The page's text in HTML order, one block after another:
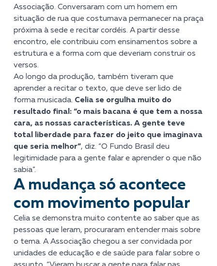
Associação. Conversaram com um homem em
situação de rua que costumava permanecer na praça
próxima à sede e recitar cordéis. A partir desse
encontro, ele contribuiu com ensinamentos sobre a
estrutura e a forma com que deveriam construir os
versos.
Ao longo da produção, também tiveram que
aprender a recitar o texto, que deve ser lido de
forma musicada. Celia se orgulha muito do
resultado final: “o mais bacana é que tem a nossa
cara, as nossas características. A gente teve
total liberdade para fazer do jeito que imaginava
que seria melhor”, diz. “O Fundo Brasil deu
legitimidade para a gente falar e aprender o que não
sabia”.
A mudança só acontece
com movimento popular
Celia se demonstra muito contente ao saber que as
pessoas que leram, procuraram entender mais sobre
o tema. A Associação chegou a ser convidada por
unidades de educação e de saúde para falar sobre o